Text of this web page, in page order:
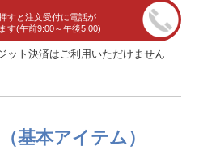
すと注文受付に電話が
す(午前9:00～午後5:00)
ット決済はご利用いただけません
基本アイテム）